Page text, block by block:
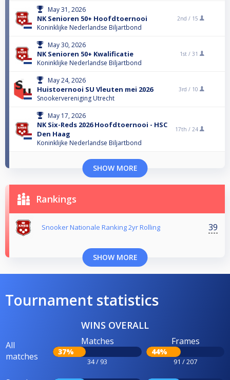
May 31, 2026
NK Senioren 50+ Hoofdtoernooi
Koninklijke Nederlandse Biljartbond
2nd / 15
May 30, 2026
NK Senioren 50+ Kwalificatie
Koninklijke Nederlandse Biljartbond
1st / 31
May 24, 2026
Huistoernooi SU Vleuten mei 2026
Snookervereniging Utrecht
3rd / 10
May 17, 2026
NK Six-Reds 2026 Hoofdtoernooi - HSC
Den Haag
Koninklijke Nederlandse Biljartbond
17th / 24
SHOW MORE
Rankings
Snooker Nationale Ranking 2yr Rolling 39
SHOW MORE
Tournament statistics
WINS OVERALL
All
matches
Matches
37%
34 / 93
Frames
44%
91 / 207